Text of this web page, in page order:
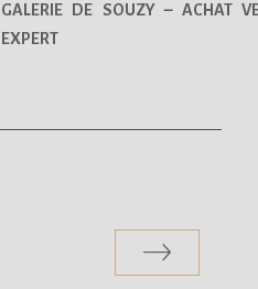
GALERIE DE SOUZY – ACHAT
EXPERT